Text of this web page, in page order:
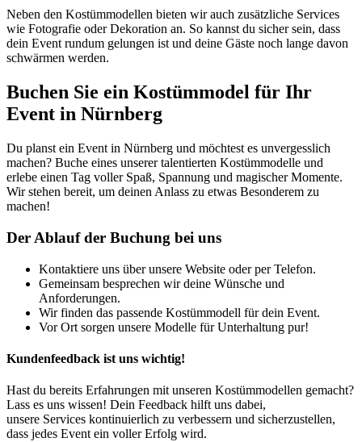
Neben den Kostümmodellen bieten wir auch zusätzliche Services
wie Fotografie oder Dekoration an. So kannst du sicher sein, dass
dein Event rundum gelungen ist und deine Gäste noch lange davon
schwärmen werden.
Buchen Sie ein Kostümmodel für Ihr
Event in Nürnberg
Du planst ein Event in Nürnberg und möchtest es unvergesslich
machen? Buche eines unserer talentierten Kostümmodelle und
erlebe einen Tag voller Spaß, Spannung und magischer Momente.
Wir stehen bereit, um deinen Anlass zu etwas Besonderem zu
machen!
Der Ablauf der Buchung bei uns
Kontaktiere uns über unsere Website oder per Telefon.
Gemeinsam besprechen wir deine Wünsche und
Anforderungen.
Wir finden das passende Kostümmodell für dein Event.
Vor Ort sorgen unsere Modelle für Unterhaltung pur!
Kundenfeedback ist uns wichtig!
Hast du bereits Erfahrungen mit unseren Kostümmodellen gemacht?
Lass es uns wissen! Dein Feedback hilft uns dabei,
unsere Services kontinuierlich zu verbessern und sicherzustellen,
dass jedes Event ein voller Erfolg wird.